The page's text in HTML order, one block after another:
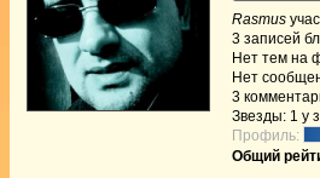
Rasmus
3 записей
Нет тем на
Нет
3
Звезды: 1 у
Профиль:
Общий